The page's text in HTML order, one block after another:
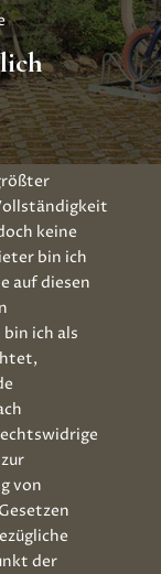
keine
bin ich
auf diesen
ich als
von
der